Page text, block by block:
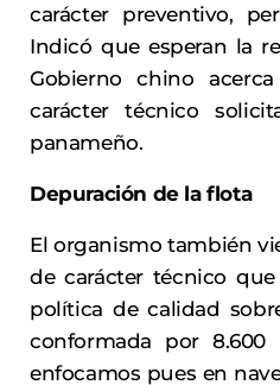
carácter preventivo,
Indicó que esperan la
Gobierno chino
carácter técnico
panameño.
Depuración de la flota
El organismo también
de carácter técnico
política de calidad
conformada por 8.600
enfocamos pues en